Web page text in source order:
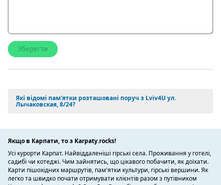
Які відомі пам'ятки розташовані поруч з Lviv4U ул.
Лычаковская, 8/24?
Якщо в Карпати, то з Karpaty.rocks!
Усі курорти Карпат. Найвіддаленіші гірські села. Проживання у готелі,
садибі чи котеджі. Чим зайнятись, що цікавого побачити, як доїхати.
Карти пішохідних маршрутів, пам'ятки культури, гірські вершини. Як
легко та швидко почати отримувати клієнтів разом з путівником